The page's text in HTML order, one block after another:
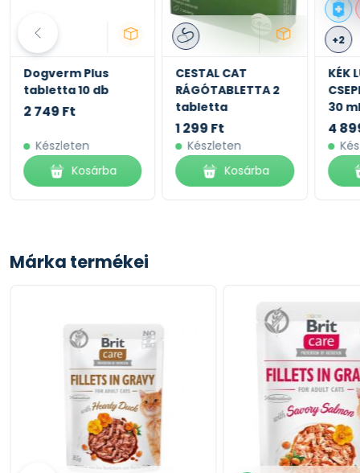
Felhasználható energiatartalom: 769 kcal/kg
Dogverm Plus
tabletta 10 db
2 749 Ft
Készleten
Kosárba
CESTAL CAT
RÁGÓTABLETTA 2
tabletta
1 299 Ft
Készleten
Kosárba
+2
KÉK
30
4
Márka termékei